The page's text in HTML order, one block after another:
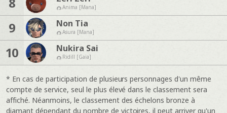
Anima [Mana]
9 Non Tia
Asura [Mana]
10 Nukira Sai
Ridill [Gaia]
* En cas de participation de plusieurs personnages d'un même
compte de service, seul le plus élevé dans le classement sera
affiché. Néanmoins, le classement des échelons bronze à
diamant dépendant du nombre de victoires, il peut arriver qu'un